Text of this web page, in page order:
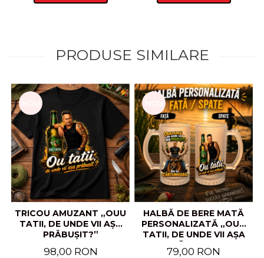
PRODUSE SIMILARE
TRICOU AMUZANT „OUU
TATII, DE UNDE VII AȘA
PRĂBUȘIT?”
98,00 RON
HALBĂ DE BERE MATĂ
PERSONALIZATĂ „OUU
TATII, DE UNDE VII AȘA
PRĂBUȘIT?”
79,00 RON